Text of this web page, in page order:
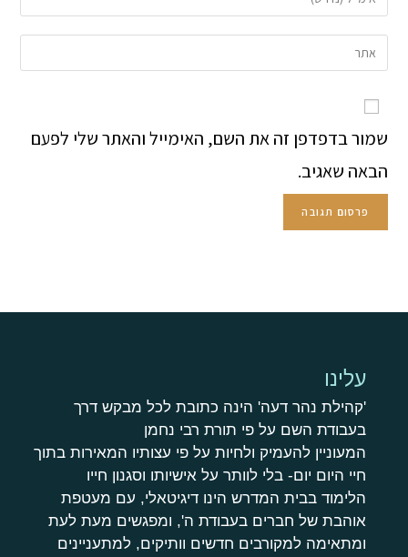
שמור בדפדפן זה את השם, האימייל והאתר שלי לפעם
הבאה שאגיב.
עלינו
'קהילת נהר דעה' הינה כתובת לכל מבקש דרך
בעבודת השם על פי תורת רבי נחמן
המעוניין להעמיק ולחיות על פי עצותיו המאירות בתוך
חיי היום יום- בלי לוותר על אישיותו וסגנון חייו
הלימוד בבית המדרש הינו דיגיטאלי, עם מעטפת
אוהבת של חברים בעבודת ה', ומפגשים מעת לעת
ומתאימה למקורבים חדשים וותיקים, למתעניינים